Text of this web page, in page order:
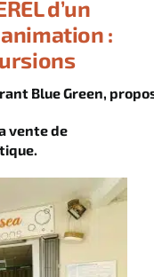
d’un
:
Blue Green,
vente de